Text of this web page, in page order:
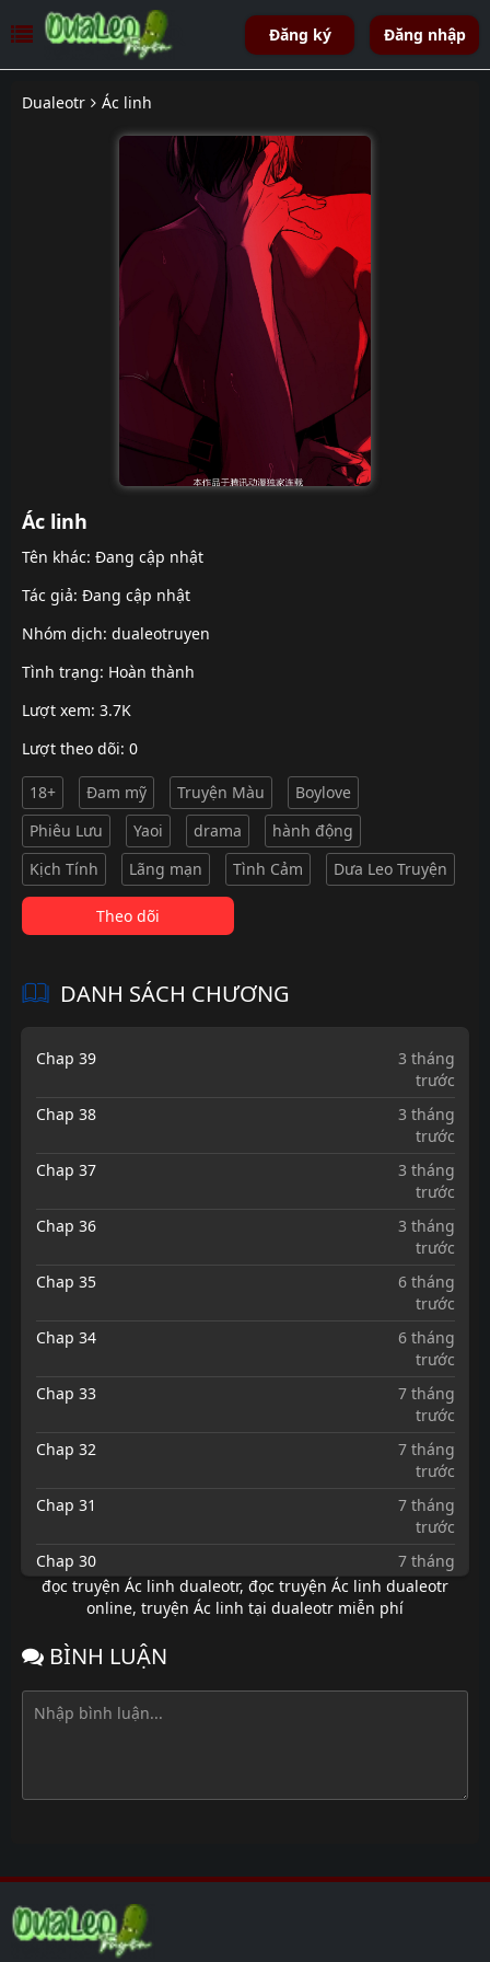
Đăng ký Đăng nhập
Dualeotr Ác linh
Ác linh
Tên khác: Đang cập nhật
Tác giả: Đang cập nhật
Nhóm dịch: dualeotruyen
Tình trạng: Hoàn thành
Lượt xem: 3.7K
Lượt theo dõi: 0
18+ Đam mỹ Truyện Màu
Boylove
Phiêu Lưu
Yaoi drama
hành động
Kịch Tính
Lãng mạn Tình Cảm Dưa Leo Truyện
Theo dõi
DANH SÁCH CHƯƠNG
Chap 39
3 tháng
trước
Chap 38
3 tháng
trước
Chap 37
3 tháng
trước
Chap 36
3 tháng
trước
Chap 35
6 tháng
trước
Chap 34
6 tháng
trước
Chap 33
7 tháng
trước
Chap 32
7 tháng
trước
Chap 31
7 tháng
trước
Chap 30
7 tháng
trước
Chap 29.3
7 tháng
Chap 29.2
trước
Chap 29.1
trước
đọc truyện Ác linh dualeotr, đọc truyện Ác linh dualeotr
online, truyện Ác linh tại dualeotr miễn phí
BÌNH LUẬN